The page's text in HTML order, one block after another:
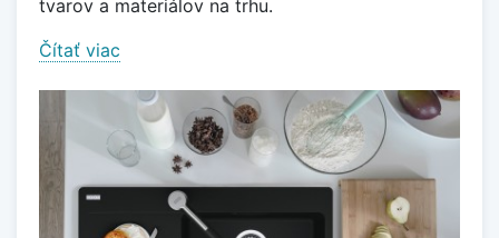
tvarov a materiálov na trhu.
Čítať viac